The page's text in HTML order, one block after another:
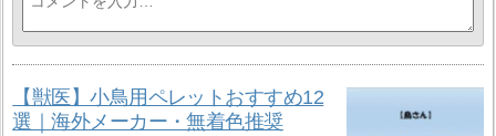
【獣医】小鳥用ペレットおすすめ12
選｜海外メーカー・無着色推奨